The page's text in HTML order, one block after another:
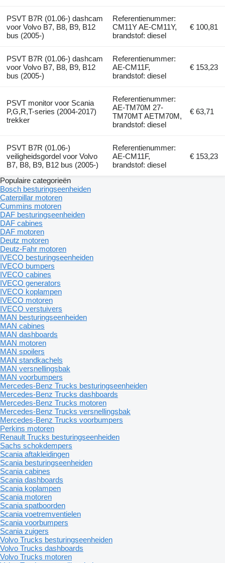
PSVT B7R (01.06-) dashcam
voor Volvo B7, B8, B9, B12
bus (2005-)
Referentienummer:
CM11Y AE-CM11Y,
brandstof: diesel
€ 100,81
PSVT B7R (01.06-) dashcam
voor Volvo B7, B8, B9, B12
bus (2005-)
Referentienummer:
AE-CM11F,
brandstof: diesel
€ 153,23
PSVT monitor voor Scania
P,G,R,T-series (2004-2017)
trekker
Referentienummer:
AE-TM70M 27-
TM70MT AETM70M,
brandstof: diesel
€ 63,71
PSVT B7R (01.06-)
veiligheidsgordel voor Volvo
B7, B8, B9, B12 bus (2005-)
Referentienummer:
AE-CM11F,
brandstof: diesel
€ 153,23
Populaire categorieën
Bosch besturingseenheiden
Caterpillar motoren
Cummins motoren
DAF besturingseenheiden
DAF cabines
DAF motoren
Deutz motoren
Deutz-Fahr motoren
IVECO besturingseenheiden
IVECO bumpers
IVECO cabines
IVECO generators
IVECO koplampen
IVECO motoren
IVECO verstuivers
MAN besturingseenheiden
MAN cabines
MAN dashboards
MAN motoren
MAN spoilers
MAN standkachels
MAN versnellingsbak
MAN voorbumpers
Mercedes-Benz Trucks besturingseenheiden
Mercedes-Benz Trucks dashboards
Mercedes-Benz Trucks motoren
Mercedes-Benz Trucks versnellingsbak
Mercedes-Benz Trucks voorbumpers
Perkins motoren
Renault Trucks besturingseenheiden
Sachs schokdempers
Scania aftakleidingen
Scania besturingseenheiden
Scania cabines
Scania dashboards
Scania koplampen
Scania motoren
Scania spatboorden
Scania voetremventielen
Scania voorbumpers
Scania zuigers
Volvo Trucks besturingseenheiden
Volvo Trucks dashboards
Volvo Trucks motoren